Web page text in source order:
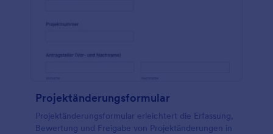
Projektänderungsformular
Projektänderungsformular erleichtert die Erfassung,
Bewertung und Freigabe von Projektänderungen in